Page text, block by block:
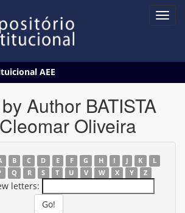
AEE
Author BATISTA
Oliveira
B C D E F G H I J K
L
Q R S T U V W X Y Z
letters: